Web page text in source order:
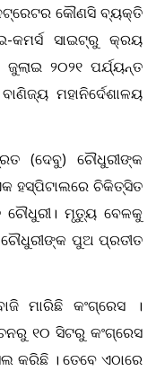
କୌଣସି ବ୍ୟକ୍ତି
ସାଇଟ୍‌ରୁ କ୍ରୟ
୨୦୨୧ ପର୍ଯ୍ୟନ୍ତ
ମହାନିର୍ଦେଶାଳୟ
(ଦେବୁ) ଚୌଧୁରୀଙ୍କ
ହସ୍ପିଟାଲରେ ଚିକିତ୍ସିତ
ଚୌଧୁରୀ। ମୃତ୍ୟୁ ବେଳକୁ
ପୁଅ ପ୍ରତୀତ
ମାରିଛି କଂଗ୍ରେସ ।
୧୦ ସିଟରୁ କଂଗ୍ରେସ
କରିଛି । ତେବେ ଏଠାରେ